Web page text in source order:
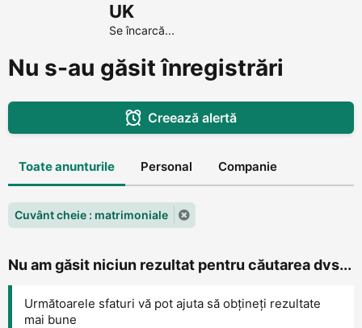
UK
Se încarcă...
Nu s-au găsit înregistrări
Creează alertă
Toate anunturile Personal Companie
Cuvânt cheie : matrimoniale
Nu am găsit niciun rezultat pentru căutarea dvs...
Următoarele sfaturi vă pot ajuta să obțineți rezultate
mai bune